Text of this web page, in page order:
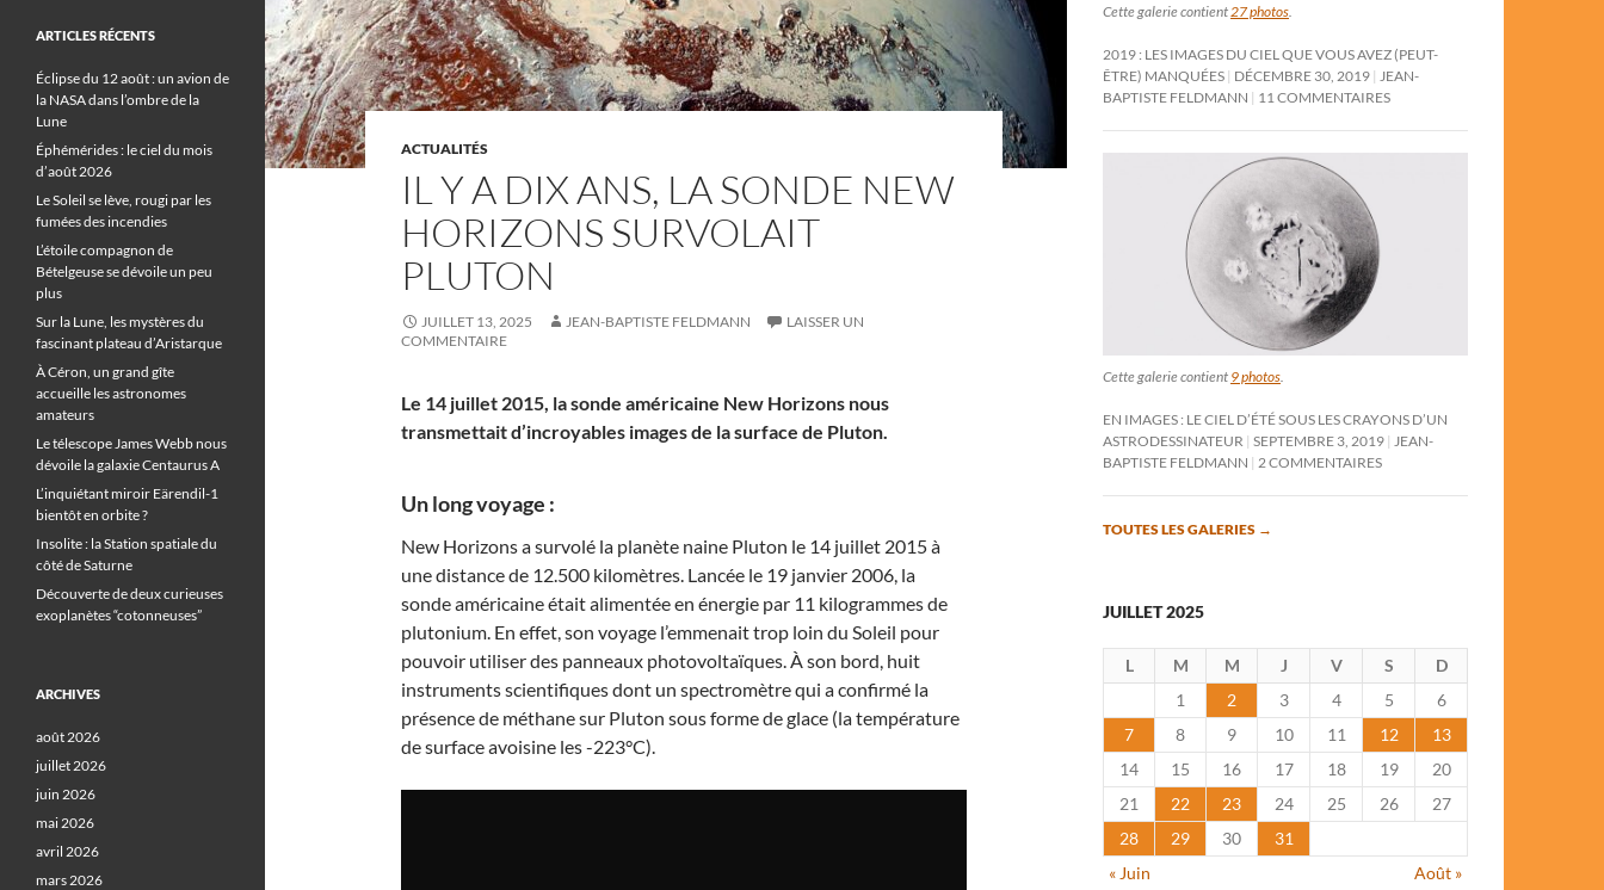
ACTUALITÉS
IL Y A DIX ANS, LA SONDE NEW
HORIZONS SURVOLAIT
PLUTON
JUILLET 13, 2025 JEAN-BAPTISTE FELDMANN
LAISSER UN
COMMENTAIRE
Le 14 juillet 2015, la sonde américaine New Horizons nous
transmettait d’incroyables images de la surface de Pluton.
Un long voyage :
New Horizons a survolé la planète naine Pluton le 14 juillet 2015 à
une distance de 12.500 kilomètres. Lancée le 19 janvier 2006, la
sonde américaine était alimentée en énergie par 11 kilogrammes de
plutonium. En effet, son voyage l’emmenait trop loin du Soleil pour
pouvoir utiliser des panneaux photovoltaïques. À son bord, huit
instruments scientifiques dont un spectromètre qui a confirmé la
présence de méthane sur Pluton sous forme de glace (la température
de surface avoisine les -223°C).
Cette galerie contient27 photos.
2019 : LES IMAGES DU CIEL QUE VOUS AVEZ (PEUT-
ÊTRE) MANQUÉES DÉCEMBRE 30, 2019 JEAN-
BAPTISTE FELDMANN
11 COMMENTAIRES
Cette galerie contient 9 photos
EN IMAGES : LE CIEL D’ÉTÉ SOUS LES CRAYONS D’UN
ASTRODESSINATEUR SEPTEMBRE 3, 2019
JEAN-
BAPTISTE FELDMANN
2 COMMENTAIRES
TOUTES LES GALERIES →
JUILLET 2025
L M M J V S
D
1
2 3 4 5
6
7
8 9 10 11 12
13
14
15 16 17 18 19
20
21
22 23 24 25 26
27
28
29 30
31
« Juin
Août »
ARTICLES RÉCENTS
Éclipse du 12 août : un avion de
la NASA dans l’ombre de la
Lune
Éphémérides : le ciel du mois
d’août 2026
Le Soleil se lève, rougi par les
fumées des incendies
L’étoile compagnon de
Bételgeuse se dévoile un peu
plus
Sur la Lune, les mystères du
fascinant plateau d’Aristarque
À Céron, un grand gîte
accueille les astronomes
amateurs
Le télescope James Webb nous
dévoile la galaxie Centaurus A
L’inquiétant miroir Eärendil-1
bientôt en orbite ?
Insolite : la Station spatiale du
côté de Saturne
Découverte de deux curieuses
exoplanètes “cotonneuses”
ARCHIVES
août 2026
juillet 2026
juin 2026
mai 2026
avril 2026
mars 2026